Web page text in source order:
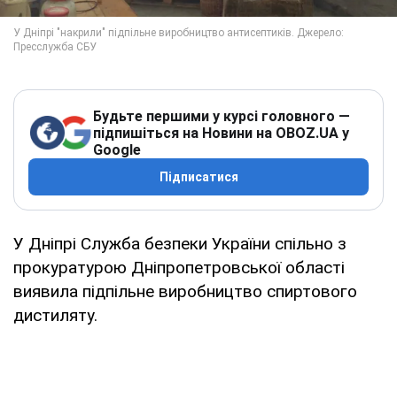
Будьте першими у курсі головного —
підпишіться на Новини на OBOZ.UA у
Google
Підписатися
У Дніпрі Служба безпеки України спільно з
прокуратурою Дніпропетровської області
виявила підпільне виробництво спиртового
дистиляту.